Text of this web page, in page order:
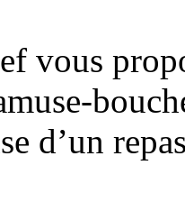
vous
d’un